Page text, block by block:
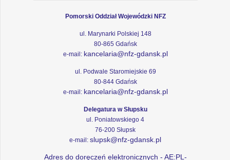
Pomorski Oddział Wojewódzki NFZ
ul. Marynarki Polskiej 148
80-865 Gdańsk
e-mail: kancelaria@nfz-gdansk.pl
ul. Podwale Staromiejskie 69
80-844 Gdańsk
e-mail: kancelaria@nfz-gdansk.pl
Delegatura w Słupsku
ul. Poniatowskiego 4
76-200 Słupsk
e-mail: slupsk@nfz-gdansk.pl
Adres do doręczeń elektronicznych - AE:PL-